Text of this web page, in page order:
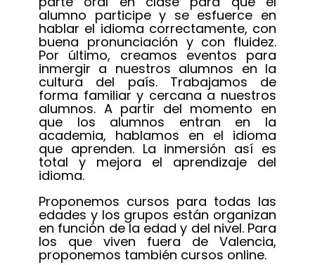
alumno participe y se esfuerce en
hablar el idioma correctamente, con
buena pronunciación y con fluidez.
Por último, creamos eventos para
inmergir a nuestros alumnos en la
cultura del país. Trabajamos de
forma familiar y cercana a nuestros
alumnos. A partir del momento en
que los alumnos entran en la
academia, hablamos en el idioma
que aprenden. La inmersión así es
total y mejora el aprendizaje del
idioma.
Proponemos cursos para todas las
edades y los grupos están organizan
en función de la edad y del nivel. Para
los que viven fuera de Valencia,
proponemos también cursos online.